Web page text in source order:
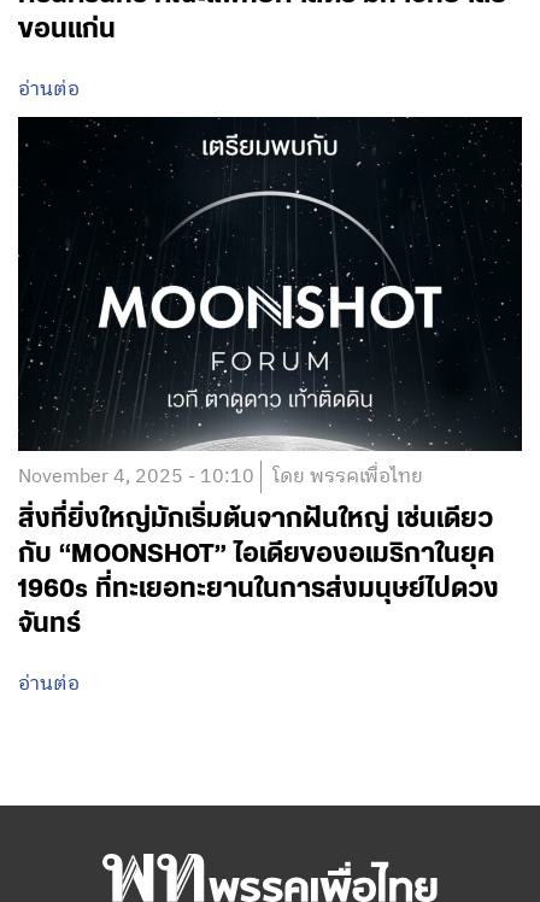
ขอนแก่น
อ่านต่อ
November 4, 2025 - 10:10 โดย พรรคเพื่อไทย
สิ่งที่ยิ่งใหญ่มักเริ่มต้นจากฝันใหญ่ เช่นเดียว
กับ “MOONSHOT” ไอเดียของอเมริกาในยุค
1960s ที่ทะเยอทะยานในการส่งมนุษย์ไปดวง
จันทร์
อ่านต่อ